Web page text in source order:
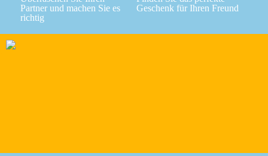
Partner und machen Sie es
richtig
Geschenk für Ihren Freund